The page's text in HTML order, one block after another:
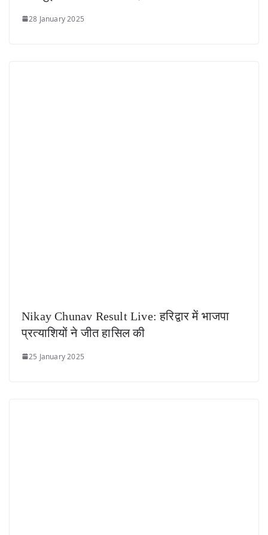
28 January 2025
Nikay Chunav Result Live: हरिद्वार में भाजपा
प्रत्याशियों ने जीत हासिल की
25 January 2025